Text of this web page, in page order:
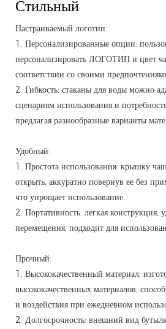
Стильный
Настраиваемый логотип:
1. Персонализированные опции:
персонализировать ЛОГОТИП и цвет
соответствии со своими
2. Гибкость: стаканы для воды можно
сценариям использования и
предлагая разнообразные варианты
Удобный:
1. Простота использования: крышку
открыть, аккуратно повернув ее без
что упрощает использование.
2. Портативность: легкая конструкция,
перемещения, подходит для
Прочный:
1. Высококачественный материал:
высококачественных материалов,
и воздействия при ежедневном
2. Долгосрочность: внешний вид